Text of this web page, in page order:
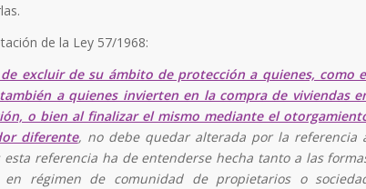
de la Ley 57/1968:
excluir de su ámbito de protección a quienes, como
a quienes invierten en la compra de viviendas
o bien al finalizar el mismo mediante el
diferente, no debe quedar alterada por la referencia
referencia ha de entenderse hecha tanto a las
régimen de comunidad de propietarios o